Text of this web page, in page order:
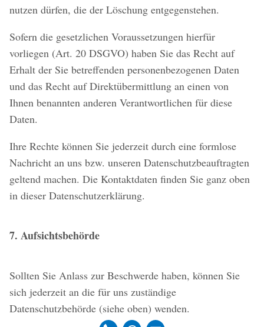
nutzen dürfen, die der Löschung entgegenstehen.
Sofern die gesetzlichen Voraussetzungen hierfür
vorliegen (Art. 20 DSGVO) haben Sie das Recht auf
Erhalt der Sie betreffenden personenbezogenen Daten
und das Recht auf Direktübermittlung an einen von
Ihnen benannten anderen Verantwortlichen für diese
Daten.
Ihre Rechte können Sie jederzeit durch eine formlose
Nachricht an uns bzw. unseren Datenschutzbeauftragten
geltend machen. Die Kontaktdaten finden Sie ganz oben
in dieser Datenschutzerklärung.
7. Aufsichtsbehörde
Sollten Sie Anlass zur Beschwerde haben, können Sie
sich jederzeit an die für uns zuständige
Datenschutzbehörde (siehe oben) wenden.